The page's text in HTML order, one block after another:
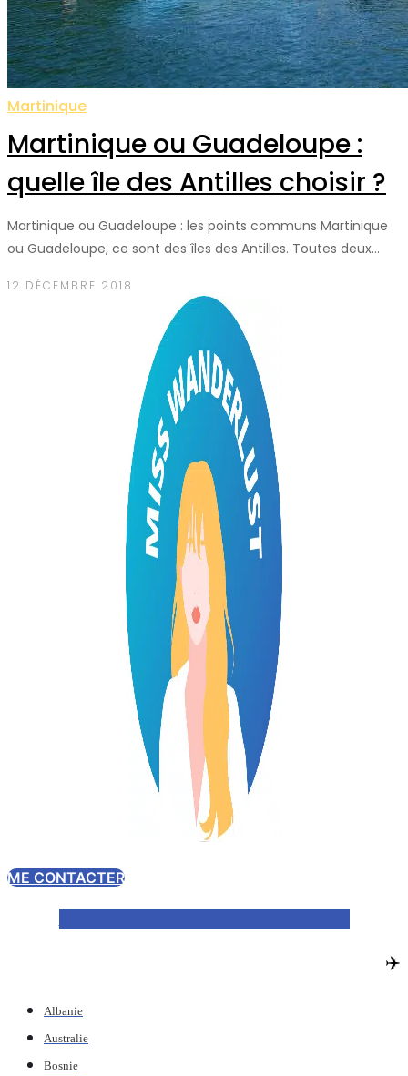
Martinique
Martinique ou Guadeloupe :
quelle île des Antilles choisir ?
Martinique ou Guadeloupe : les points communs Martinique
ou Guadeloupe, ce sont des îles des Antilles. Toutes deux…
12 DÉCEMBRE 2018
ME CONTACTER
✈️
Albanie
Australie
Bosnie